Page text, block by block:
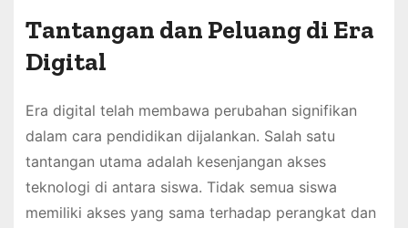
Tantangan dan Peluang di Era
Digital
Era digital telah membawa perubahan signifikan
dalam cara pendidikan dijalankan. Salah satu
tantangan utama adalah kesenjangan akses
teknologi di antara siswa. Tidak semua siswa
memiliki akses yang sama terhadap perangkat dan